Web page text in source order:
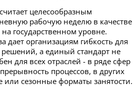
целесообразным
рабочую неделю в качестве
государственном уровне.
дает организациям гибкость для
а единый стандарт не
для всех отраслей - в ряде сфер
процессов, в других
или сезонные форматы занятости.